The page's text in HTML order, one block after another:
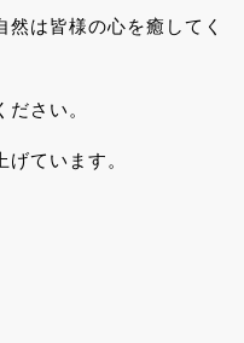
は皆様の心を癒してく
さい。
ています。